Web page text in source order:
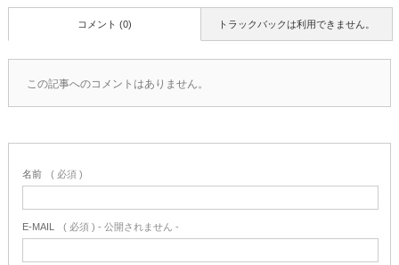
トラックバックは利用できません。
コメント (0)
この記事へのコメントはありません。
名前 ( 必須 )
E-MAIL ( 必須 ) - 公開されません -